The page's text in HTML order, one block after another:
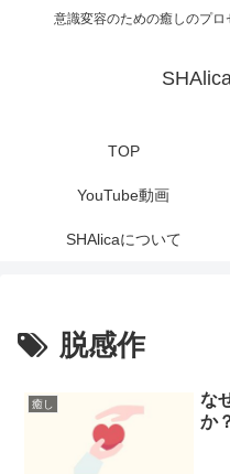
意識変容のための癒しのプ
TOP
YouTube動画
SHAlicaについて
脱感作
癒し
な
か